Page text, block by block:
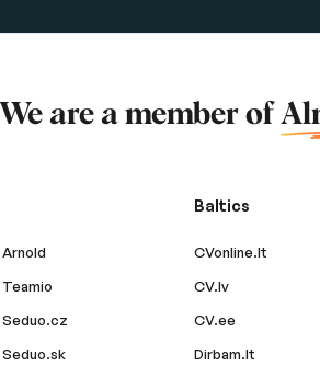
We are a member of
Arnold
Teamio
Seduo.cz
Seduo.sk
Baltics
CVonline.lt
CV.lv
CV.ee
Dirbam.lt